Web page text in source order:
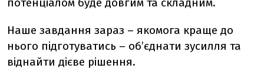
Наше завдання зараз – якомога краще до
нього підготуватись – об’єднати зусилля та
віднайти дієве рішення.